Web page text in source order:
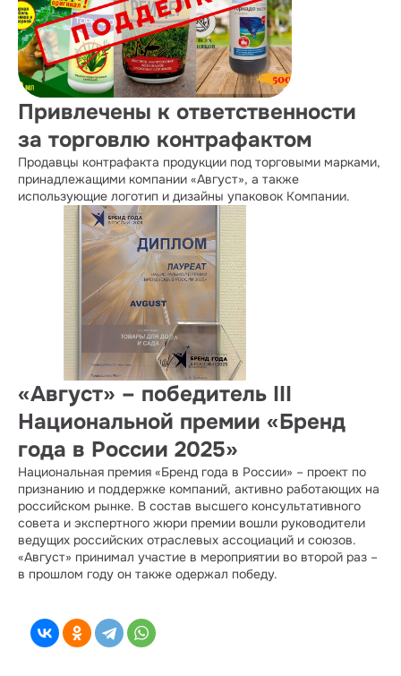
Привлечены к ответственности
за торговлю контрафактом
Продавцы контрафакта продукции под торговыми марками,
принадлежащими компании «Август», а также
использующие логотип и дизайны упаковок Компании.
«Август» – победитель III
Национальной премии «Бренд
года в России 2025»
Национальная премия «Бренд года в России» – проект по
признанию и поддержке компаний, активно работающих на
российском рынке. В состав высшего консультативного
совета и экспертного жюри премии вошли руководители
ведущих российских отраслевых ассоциаций и союзов.
«Август» принимал участие в мероприятии во второй раз –
в прошлом году он также одержал победу.